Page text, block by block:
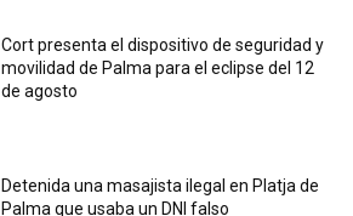
Cort presenta el dispositivo de seguridad y
movilidad de Palma para el eclipse del 12
de agosto
Detenida una masajista ilegal en Platja de
Palma que usaba un DNI falso